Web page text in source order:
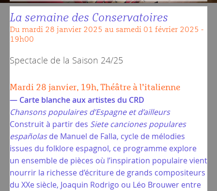
La semaine des Conservatoires
Du mardi 28 janvier 2025 au samedi 01 février 2025 -
19h00
Spectacle de la Saison 24/25
Mardi 28 janvier, 19h, Théâtre à l’italienne
— Carte blanche aux artistes du CRD
Chansons populaires d’Espagne et d’ailleurs
Construit à partir des Siete canciones populares
españolasde Manuel de Falla, cycle de mélodies
issues du folklore espagnol, ce programme explore
un ensemble de pièces où l’inspiration populaire vient
nourrir la richesse d’écriture de grands compositeurs
du XXe siècle, Joaquin Rodrigo ou Léo Brouwer entre